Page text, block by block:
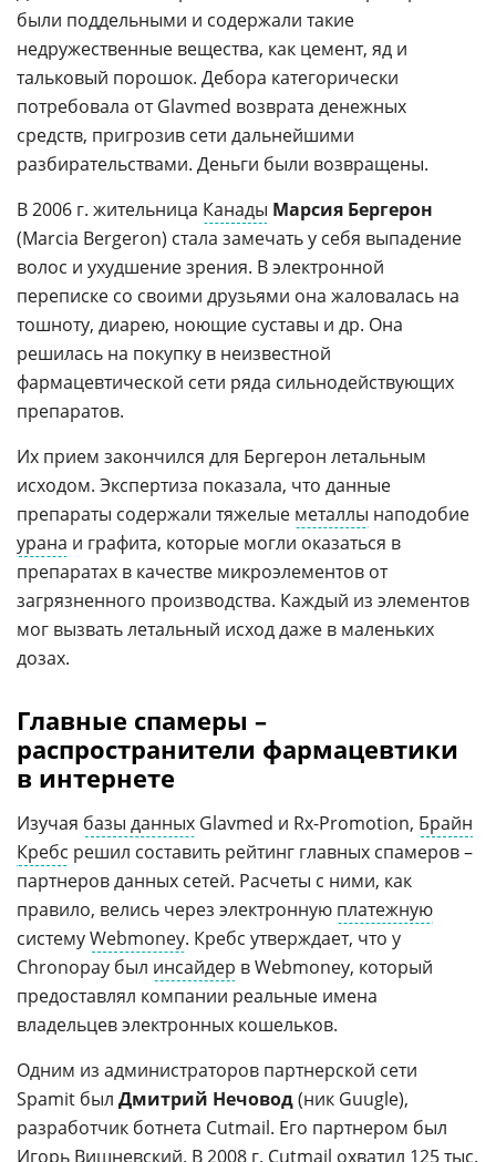
были поддельными и содержали такие
недружественные вещества, как цемент, яд и
тальковый порошок. Дебора категорически
потребовала от Glavmed возврата денежных
средств, пригрозив сети дальнейшими
разбирательствами. Деньги были возвращены.
В 2006 г. жительница Канады Марсия Бергерон
(Marcia Bergeron) стала замечать у себя выпадение
волос и ухудшение зрения. В электронной
переписке со своими друзьями она жаловалась на
тошноту, диарею, ноющие суставы и др. Она
решилась на покупку в неизвестной
фармацевтической сети ряда сильнодействующих
препаратов.
Их прием закончился для Бергерон летальным
исходом. Экспертиза показала, что данные
препараты содержали тяжелые металлы наподобие
урана и графита, которые могли оказаться в
препаратах в качестве микроэлементов от
загрязненного производства. Каждый из элементов
мог вызвать летальный исход даже в маленьких
дозах.
Главные спамеры –
распространители фармацевтики
в интернете
Изучая базы данных Glavmed и Rx-Promotion, Брайн
Кребс решил составить рейтинг главных спамеров –
партнеров данных сетей. Расчеты с ними, как
правило, велись через электронную платежную
системуWebmoney. Кребс утверждает, что у
Chronopay был инсайдер в Webmoney, который
предоставлял компании реальные имена
владельцев электронных кошельков.
Одним из администраторов партнерской сети
Spamit был Дмитрий Нечовод(ник Guugle),
разработчик ботнета Cutmail. Его партнером был
Игорь Вишневский. В 2008 г. Cutmail охватил 125 тыс.